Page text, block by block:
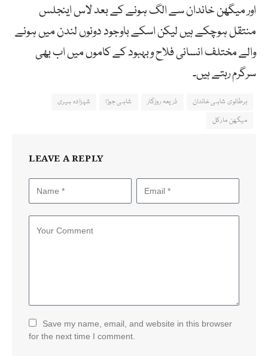
اور میگھن خاندان سے الگ ہونے کے بعد لاس اینجلس
منتقل ہوچکے ہیں لیکن اسکے باوجود دونوں لندن میں ہونے
والے مختلف انسانی فلاح وبہبود کے کاموں میں اب بھی
سرگرم رہتے ہیں۔
برطانوی شاہی خاندان ذریعہ روزگار شاہی جوڑا
شہزادہ ہیری
میگھن مارکل
LEAVE A REPLY
Save my name, email, and website in this browser
for the next time I comment.